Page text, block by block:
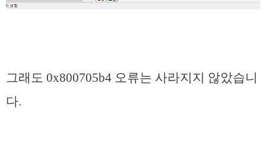
그래도 0x800705b4 오류는 사라지지 않았습니
다.